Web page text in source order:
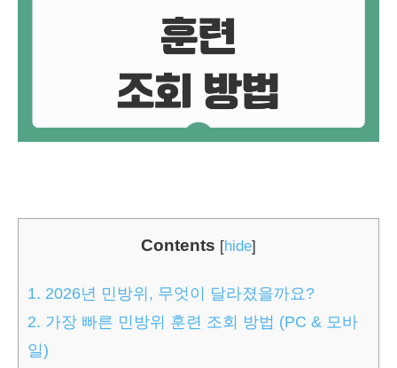
Contents [hide]
1. 2026년 민방위, 무엇이 달라졌을까요?
2. 가장 빠른 민방위 훈련 조회 방법 (PC & 모바
일)